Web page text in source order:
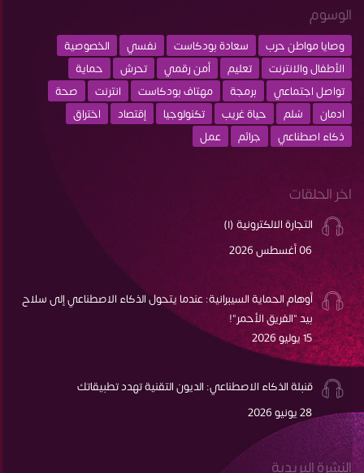
الوسوم
وصايا مواطن حرب سعادة بودكاست نفسي
الخصوصية
الأطفال والانترنت
تعليم أمن رقمي تحرش
حماية
تواصل اجتماعي
برمجة مهتاف بودكاست انترنت
صحة
ادمان
سُلم حياة غريب تكنولوجيا إقتصاد
اختراق
ذكاء اصطناعي
جرائم عمل
اخر الحلقات
التجارة الالكترونية (١)
06 أغسطس 2026
أوهام الحماية السيبرانية: عندما يتحول الذكاء الاصطناعي إلى سلاح
بيد "الفريق الأحمر"!
15 يوليو 2026
قنبلة الذكاء الاصطناعي: الديون التقنية تهدد تطبيقاتك
28 يونيو 2026
النشرة البريدية